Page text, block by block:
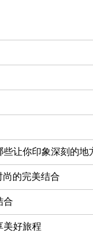
让你印象深刻的地
的完美结合
合
好旅程